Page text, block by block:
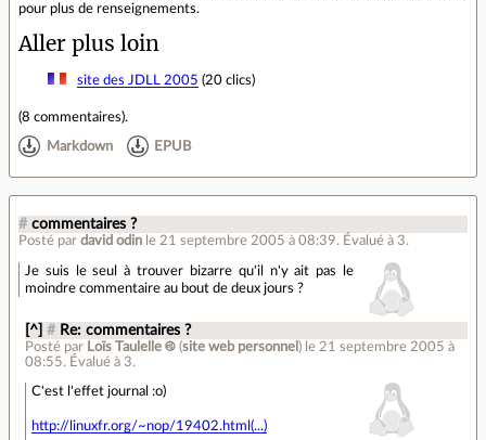
pour plus de renseignements.
Aller plus loin
site des JDLL 2005 (20 clics)
(8 commentaires).
Markdown EPUB
# commentaires ?
Posté par david odin le 21 septembre 2005 à 08:39. Évalué à 3.
Je suis le seul à trouver bizarre qu'il n'y ait pas le
moindre commentaire au bout de deux jours ?
[^] # Re: commentaires ?
Posté par Loïs Taulelle ࿋ (site web personnel ) le 21 septembre 2005 à
08:55. Évalué à 3.
C'est l'effet journal :o)
http://linuxfr.org/~nop/19402.html(...)